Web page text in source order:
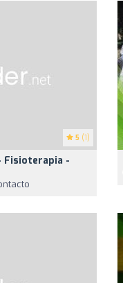
5 (1)
Fisioterapia -